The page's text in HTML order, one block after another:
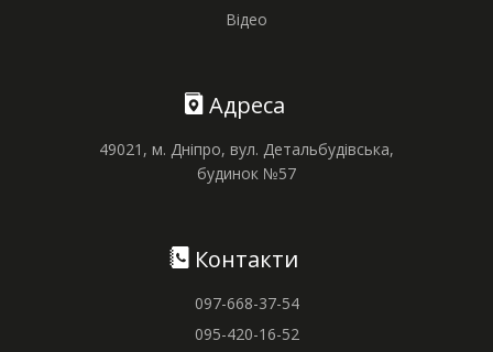
Відео
Адреса
49021, м. Дніпро, вул. Детальбудівська,
будинок №57
Контакти
097-668-37-54
095-420-16-52